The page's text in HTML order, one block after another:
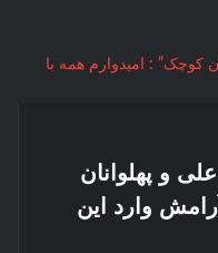
شبکه
و پهلوانان
وارد این